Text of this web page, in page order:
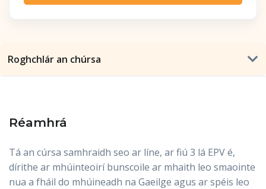
Roghchlár an chúrsa
Réamhrá
Tá an cúrsa samhraidh seo ar líne, ar fiú 3 lá EPV é,
dírithe ar mhúinteoirí bunscoile ar mhaith leo smaointe
nua a fháil do mhúineadh na Gaeilge agus ar spéis leo